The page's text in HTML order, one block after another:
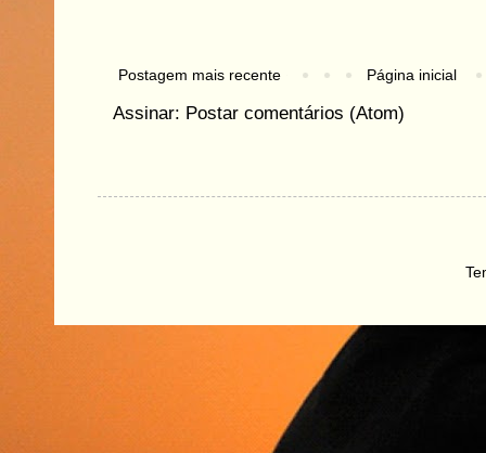
Postagem mais recente Página inicial
Assinar: Postar comentários (Atom)